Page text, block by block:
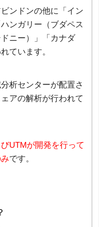
ンドンの他に「イン
ンガリー（ブダペス
ニー）」「カナダ
ています。
析センターが配置さ
アの解析が行われて
UTMが開発を行って
です。